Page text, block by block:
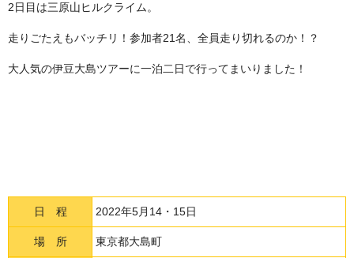
2日目は三原山ヒルクライム。
走りごたえもバッチリ！参加者21名、全員走り切れるのか！？
大人気の伊豆大島ツアーに一泊二日で行ってまいりました！
日 程 2022年5月14・15日
場 所 東京都大島町